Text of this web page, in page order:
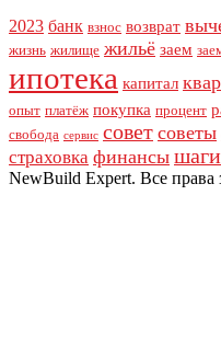
2023 банк взнос возврат
жизнь жилище жильё заем
ипотека капитал
опыт платёж покупка процент
свобода сервис совет советы
страховка финансы шаги
NewBuild Expert. Все